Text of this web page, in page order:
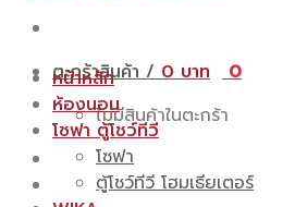
ตะกร้าสินค้า /0
0
ไม่มีสินค้าในตะกร้า
หน้าหลัก
ห้องนอน
โซฟา ตู้โชว์ทีวี
โซฟา
ตู้โชว์ทีวี โฮมเธียเตอร์